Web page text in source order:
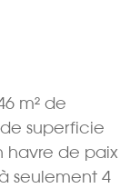
m² de
superficie
havre de paix
seulement 4